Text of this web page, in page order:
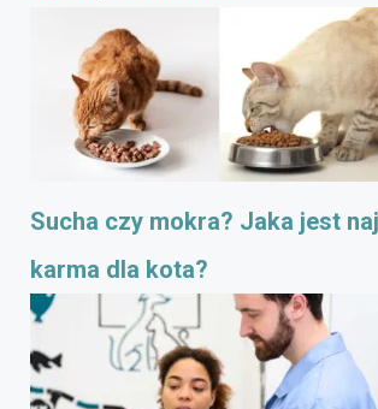
Sucha czy mokra? Jaka jest
karma dla kota?